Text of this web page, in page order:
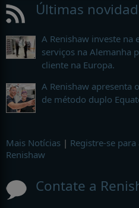
Últimas
A Renishaw investe na
serviços na Alemanha
cliente na Europa.
A Renishaw apresenta
de método duplo
Mais Notícias | Registre-se
Renishaw
Contate a